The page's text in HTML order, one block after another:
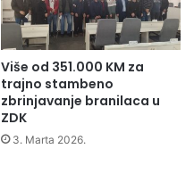
Više od 351.000 KM za
trajno stambeno
zbrinjavanje branilaca u
ZDK
3. Marta 2026.